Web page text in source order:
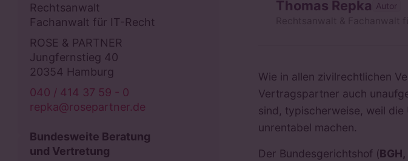
Thomas Repka Autor
Wie in allen zivilrechtlichen
Vertragspartner auch
sind, typischerweise, weil
unrentabel machen.
Der Bundesgerichtshof (
Rechtsanwalt
Fachanwalt für IT-Recht
ROSE & PARTNER
Jungfernstieg 40
20354 Hamburg
040 / 414 37 59 - 0
repka@rosepartner.de
Bundesweite Beratung
und Vertretung